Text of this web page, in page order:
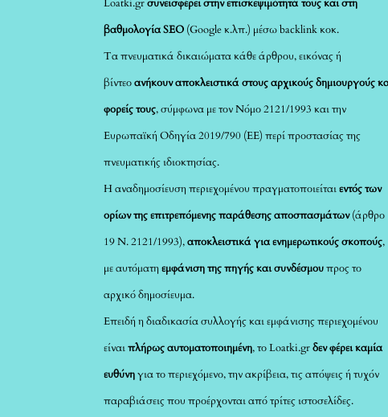
Loatki.grσυνεισφέρει στην επισκεψιμότητά τους και στη
βαθμολογία SEO (Google κ.λπ.) μέσω backlink κοκ.
Τα πνευματικά δικαιώματα κάθε άρθρου, εικόνας ή
βίντεοανήκουν αποκλειστικά στους αρχικούς δημιουργούς
φορείς τους, σύμφωνα με τον Νόμο 2121/1993 και την
Ευρωπαϊκή Οδηγία 2019/790 (ΕΕ) περί προστασίας της
πνευματικής ιδιοκτησίας.
Η αναδημοσίευση περιεχομένου πραγματοποιείταιεντός των
ορίων της επιτρεπόμενης παράθεσης αποσπασμάτων(άρθρο
19 Ν. 2121/1993),αποκλειστικά για ενημερωτικούς σκοπούς,
με αυτόματηεμφάνιση της πηγής και συνδέσμουπρος το
αρχικό δημοσίευμα.
Επειδή η διαδικασία συλλογής και εμφάνισης περιεχομένου
είναιπλήρως αυτοματοποιημένη, το Loatki.grδεν φέρει καμία
ευθύνηγια το περιεχόμενο, την ακρίβεια, τις απόψεις ή τυχόν
παραβιάσεις που προέρχονται από τρίτες ιστοσελίδες.